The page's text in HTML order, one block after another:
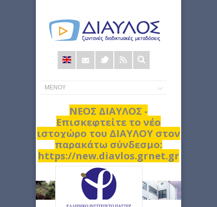
Φόρμα
αναζήτησης
ΝΕΟΣ ΔΙΑΥΛΟΣ -
Επισκεφτείτε το νέο
ιστοχώρο του ΔΙΑΥΛΟΥ στον
παρακάτω σύνδεσμο:
https://new.diavlos.grnet.gr